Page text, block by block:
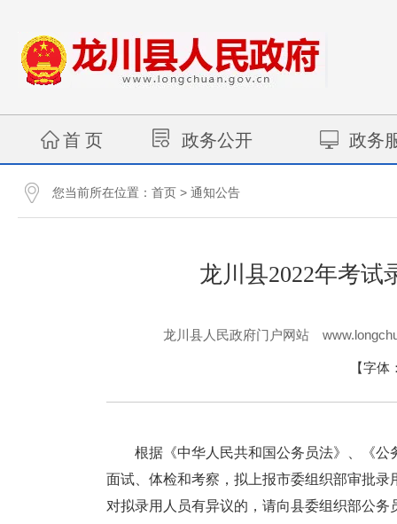
首 页 政务公开 政务
您当前所在位置： 首页 > 通知公告
龙川县2022年考试
龙川县人民政府门户网站
【字体
根据《中华人民共和国公务员法》、《公
面试、体检和考察，拟上报市委组织部审批
对拟录用人员有异议的，请向县委组织部公务